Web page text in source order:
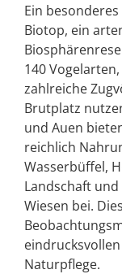
Ein
Biotop, ein
140
zahlreiche
Brutplatz
und Auen
reichlich
Wasserbüffel,
Landschaft
Wiesen bei.
Naturpflege.